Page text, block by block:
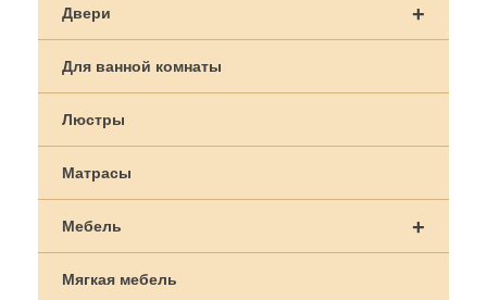
+
Двери
Для ванной комнаты
Люстры
Матрасы
+
Мебель
Мягкая мебель